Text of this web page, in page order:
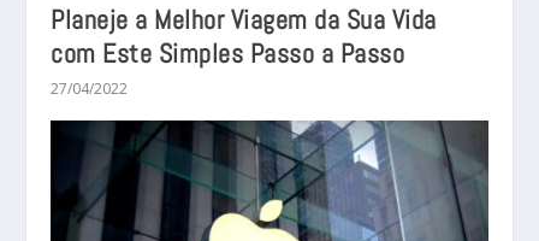
Planeje a Melhor Viagem da Sua Vida
com Este Simples Passo a Passo
27/04/2022